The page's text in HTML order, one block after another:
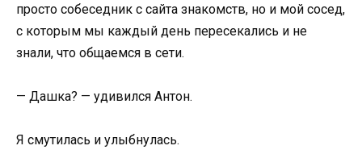
просто собеседник с сайта знакомств, но и мой сосед,
с которым мы каждый день пересекались и не
знали, что общаемся в сети.
— Дашка? — удивился Антон.
Я смутилась и улыбнулась.